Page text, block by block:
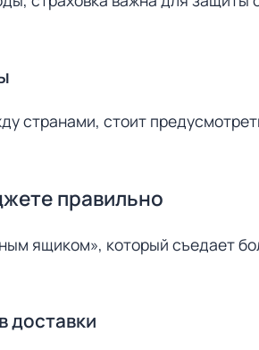
странами, стоит
правильно
ящиком», который съедает
доставки